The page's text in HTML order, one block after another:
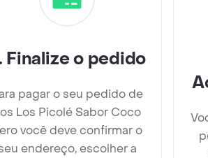
Finalize o pedido
pagar o seu pedido de
Los Picolé Sabor Coco
você deve confirmar o
endereço, escolher a